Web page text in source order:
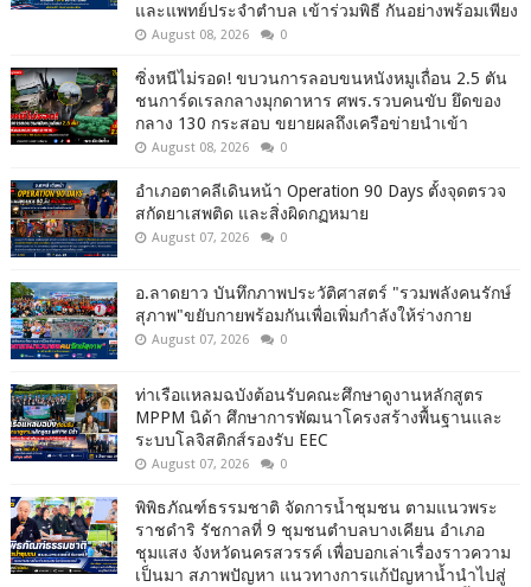
และแพทย์ประจำตำบล เข้าร่วมพิธี กันอย่างพร้อมเพียง
August 08, 2026 0
ซิ่งหนีไม่รอด! ขบวนการลอบขนหนังหมูเถื่อน 2.5 ตัน
ชนการ์ดเรลกลางมุกดาหาร ศพร.รวบคนขับ ยึดของ
กลาง 130 กระสอบ ขยายผลถึงเครือข่ายนำเข้า
August 08, 2026 0
อำเภอตาคลีเดินหน้า Operation 90 Days ตั้งจุดตรวจ
สกัดยาเสพติด และสิ่งผิดกฏหมาย
August 07, 2026 0
อ.ลาดยาว บันทึกภาพประวัติศาสตร์ "รวมพลังคนรักษ์
สุภาพ"ขยับกายพร้อมกันเพื่อเพิ่มกำลังให้ร่างกาย
August 07, 2026 0
ท่าเรือแหลมฉบังต้อนรับคณะศึกษาดูงานหลักสูตร
MPPM นิด้า ศึกษาการพัฒนาโครงสร้างพื้นฐานและ
ระบบโลจิสติกส์รองรับ EEC
August 07, 2026 0
พิพิธภัณฑ์ธรรมชาติ จัดการน้ำชุมชน ตามแนวพระ
ราชดำริ รัชกาลที่ 9 ชุมชนตำบลบางเคียน อำเภอ
ชุมแสง จังหวัดนครสวรรค์ เพื่อบอกเล่าเรื่องราวความ
เป็นมา สภาพปัญหา แนวทางการแก้ปัญหาน้ำนำไปสู่